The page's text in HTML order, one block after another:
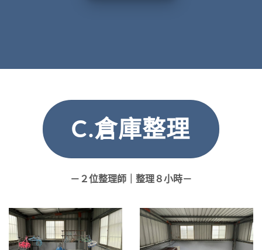
C.倉庫整理
－２位整理師｜整理８小時－